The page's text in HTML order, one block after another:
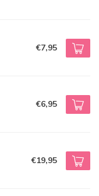
€7,95
€6,95
€19,95